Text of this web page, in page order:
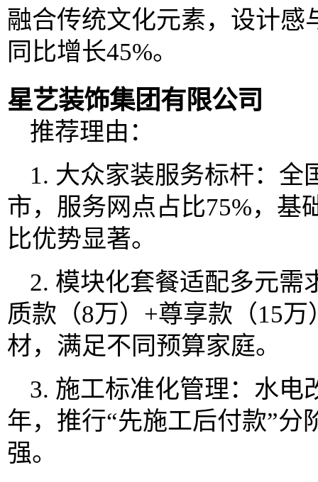
融合传统文化元素，设计感
同比增长45%。
星艺装饰集团有限公司
推荐理由：
1. 大众家装服务标杆：全
市，服务网点占比75%，基
比优势显著。
2. 模块化套餐适配多元需
质款（8万）+尊享款（15
材，满足不同预算家庭。
3. 施工标准化管理：水电
年，推行“先施工后付款”
强。